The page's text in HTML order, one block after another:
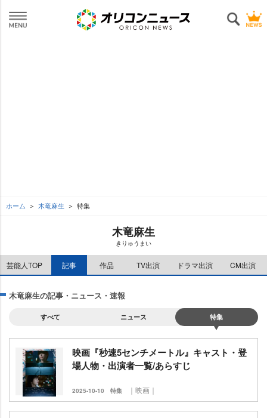
ホーム 木竜麻生 特集
木竜麻生
きりゅうまい
芸能人TOP 記事 作品 TV出演 ドラマ出演 CM出演
木竜麻生の記事・ニュース・速報
すべて ニュース 特集
映画『秒速5センチメートル』キャスト・登
場人物・出演者一覧/あらすじ
2025-10-10 特集 ｜映画｜